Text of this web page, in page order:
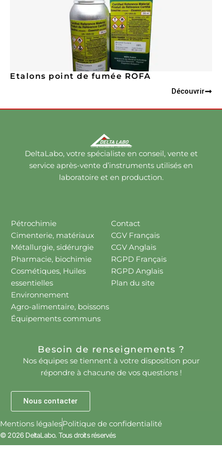
Etalons point de fumée ROFA
Découvrir
DeltaLabo, votre spécialiste en conseil, vente et
service après-vente d’instruments utilisés en
laboratoire et en production.
Pétrochimie
Cimenterie, matériaux
Métallurgie, sidérurgie
Pharmacie, biochimie
Cosmétiques, Huiles
essentielles
Environnement
Agro-alimentaire, boissons
Équipements communs
Contact
CGV Français
CGV Anglais
RGPD Français
RGPD Anglais
Plan du site
Besoin de renseignements ?
Nos équipes se tiennent à votre disposition pour
répondre à chacune de vos questions !
Nous contacter
Mentions légalesPolitique de confidentialité
© 2026 DeltaLabo. Tous droits réservés